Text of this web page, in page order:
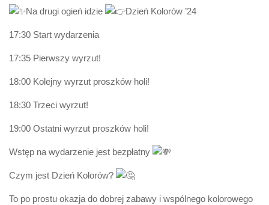
Na drugi ogień idzie Dzień Kolorów ’24
17:30 Start wydarzenia
17:35 Pierwszy wyrzut!
18:00 Kolejny wyrzut proszków holi!
18:30 Trzeci wyrzut!
19:00 Ostatni wyrzut proszków holi!
Wstęp na wydarzenie jest bezpłatny
Czym jest Dzień Kolorów?
To po prostu okazja do dobrej zabawy i wspólnego kolorowego